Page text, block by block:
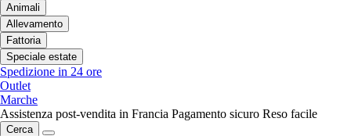
Animali
Allevamento
Fattoria
Speciale estate
Spedizione in 24 ore
Outlet
Marche
Assistenza post-vendita in Francia Pagamento sicuro Reso facile
Cerca